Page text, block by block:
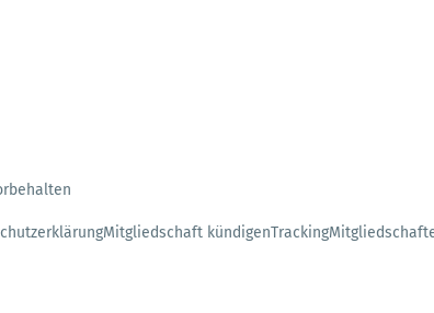
Mitgliedschaft kündigenTracking